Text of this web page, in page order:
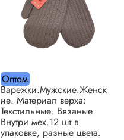
Оптом
Варежки.Мужские.Женск
ие. Материал верха:
Текстильные. Вязаные.
Внутри мех.12 шт в
упаковке, разные цвета.